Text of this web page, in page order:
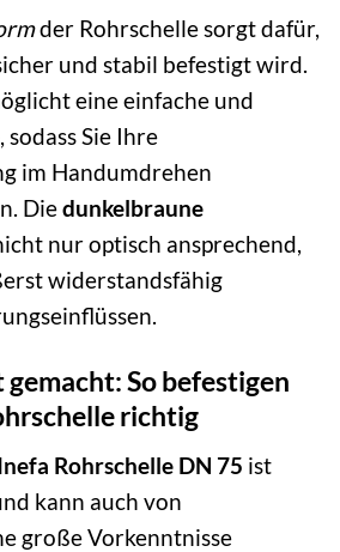
der Rohrschelle sorgt dafür,
und stabil befestigt wird.
eine einfache und
Sie Ihre
im Handumdrehen
Diedunkelbraune
nur optisch ansprechend,
widerstandsfähig
So befestigen
richtig
Rohrschelle DN 75 ist
kann auch von
große Vorkenntnisse